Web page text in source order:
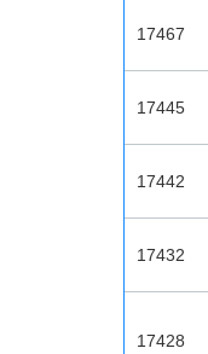
17467
17445
17442
17432
17428